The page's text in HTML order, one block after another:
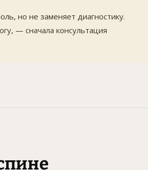
но не заменяет диагностику.
— сначала консультация